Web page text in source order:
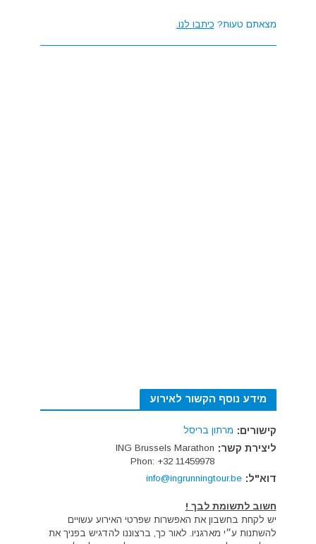
מצאתם טעות? כיתבו לנו.
מידע נוסף הקשור לאירוע
קישורים: מרתון בריסל
ליצירת קשר: ING Brussels Marathon
Phon: +32 11459978
דוא"ל: info@ingrunningtour.be
חשוב לתשומת לבך !
יש לקחת בחשבון את האפשרות שפרטי האירוע עשויים
להשתנות ע״י מארגניו. לאור כך, ברצוננו להדגיש בפניך את